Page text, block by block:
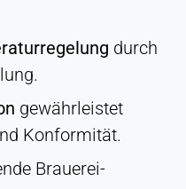
durch
gewährleistet
Konformität.
Brauerei-